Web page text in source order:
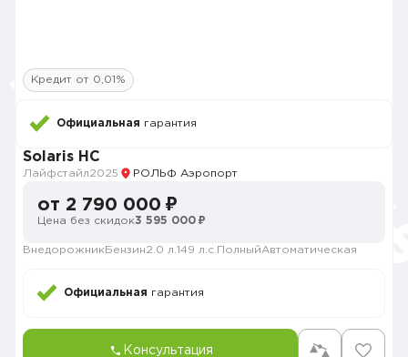
Кредит от 0,01%
Официальная гарантия
Solaris HC
Лайфстайл2025 РОЛЬФ Аэропорт
от 2 790 000 ₽
Цена без скидок3 595 000 ₽
Внедорожник Бензин2.0 л. 149 л.с. ПолныйАвтоматическая
Официальная гарантия
Консультация